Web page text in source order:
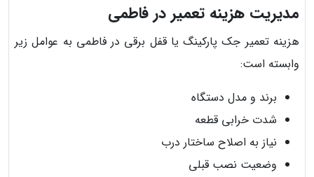
مدیریت هزینه تعمیر در فاطمی
هزینه تعمیر جک پارکینگ یا قفل برقی در فاطمی به عوامل زیر
وابسته است:
برند و مدل دستگاه
شدت خرابی قطعه
نیاز به اصلاح ساختار درب
وضعیت نصب قبلی